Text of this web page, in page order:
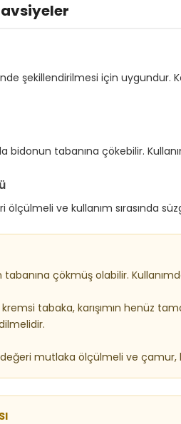
şekillendirilmesi için uygundur.
bidonun tabanına çökebilir.
ölçülmeli ve kullanım sırasında
çökmüş olabilir.
tabaka, karışımın henüz
mutlaka ölçülmeli ve çamur,